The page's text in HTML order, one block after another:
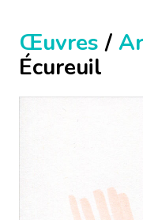
Œuvres /
Écureuil